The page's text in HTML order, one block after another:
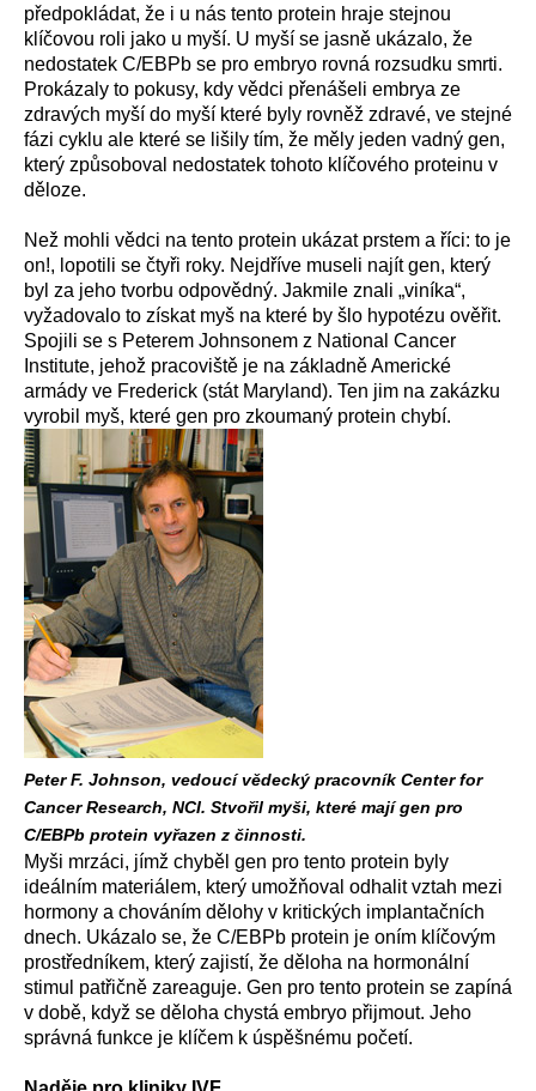
předpokládat, že i u nás tento protein hraje stejnou
klíčovou roli jako u myší. U myší se jasně ukázalo, že
nedostatek C/EBPb se pro embryo rovná rozsudku smrti.
Prokázaly to pokusy, kdy vědci přenášeli embrya ze
zdravých myší do myší které byly rovněž zdravé, ve stejné
fázi cyklu ale které se lišily tím, že měly jeden vadný gen,
který způsoboval nedostatek tohoto klíčového proteinu v
děloze.
Než mohli vědci na tento protein ukázat prstem a říci: to je
on!, lopotili se čtyři roky. Nejdříve museli najít gen, který
byl za jeho tvorbu odpovědný. Jakmile znali „viníka“,
vyžadovalo to získat myš na které by šlo hypotézu ověřit.
Spojili se s Peterem Johnsonem z National Cancer
Institute, jehož pracoviště je na základně Americké
armády ve Frederick (stát Maryland). Ten jim na zakázku
vyrobil myš, které gen pro zkoumaný protein chybí.
Peter F. Johnson, vedoucí vědecký pracovník Center for
Cancer Research, NCI. Stvořil myši, které mají gen pro
C/EBPb protein vyřazen z činnosti.
Myši mrzáci, jímž chyběl gen pro tento protein byly
ideálním materiálem, který umožňoval odhalit vztah mezi
hormony a chováním dělohy v kritických implantačních
dnech. Ukázalo se, že C/EBPb protein je oním klíčovým
prostředníkem, který zajistí, že děloha na hormonální
stimul patřičně zareaguje. Gen pro tento protein se zapíná
v době, když se děloha chystá embryo přijmout. Jeho
správná funkce je klíčem k úspěšnému početí.